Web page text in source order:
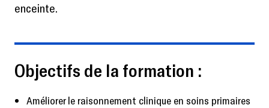
enceinte.
Objectifs de la formation :
Améliorer le raisonnement clinique en soins primaires